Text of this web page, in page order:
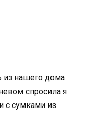
из нашего дома
спросила я
с сумками из